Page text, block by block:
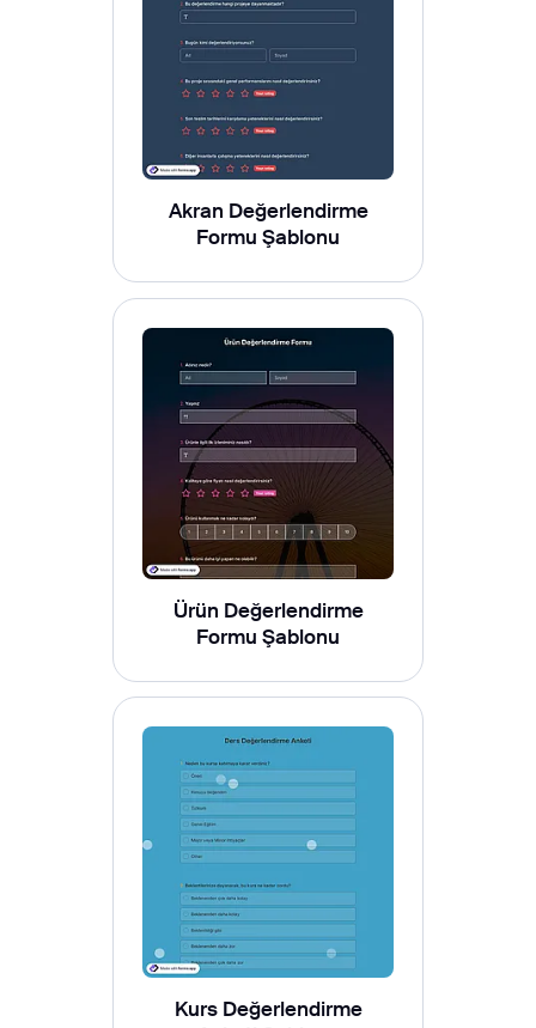
Akran Değerlendirme
Formu Şablonu
Ürün Değerlendirme
Formu Şablonu
Kurs Değerlendirme